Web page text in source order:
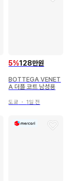
5%128만원
BOTTEGA VENET
A 더플 코트 남성용
도쿄 ・ 1일 전